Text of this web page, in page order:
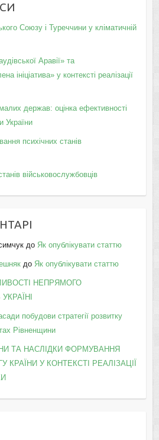
Союзу і Туреччини у кліматичній
Аравії» та
ініціатива» у контексті реалізації
держав: оцінка ефективності
України
психічних станів
військовослужбовців
до Як опублікувати статтю
до Як опублікувати статтю
НЕПРЯМОГО
побудови стратегії розвитку
Рівненщини
ТА НАСЛІДКИ ФОРМУВАННЯ
У КОНТЕКСТІ РЕАЛІЗАЦІЇ